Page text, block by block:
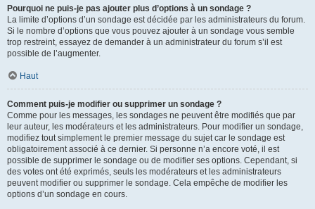
Pourquoi ne puis-je pas ajouter plus d’options à un sondage ?
La limite d’options d’un sondage est décidée par les administrateurs du forum.
Si le nombre d’options que vous pouvez ajouter à un sondage vous semble
trop restreint, essayez de demander à un administrateur du forum s’il est
possible de l’augmenter.
Haut
Comment puis-je modifier ou supprimer un sondage ?
Comme pour les messages, les sondages ne peuvent être modifiés que par
leur auteur, les modérateurs et les administrateurs. Pour modifier un sondage,
modifiez tout simplement le premier message du sujet car le sondage est
obligatoirement associé à ce dernier. Si personne n’a encore voté, il est
possible de supprimer le sondage ou de modifier ses options. Cependant, si
des votes ont été exprimés, seuls les modérateurs et les administrateurs
peuvent modifier ou supprimer le sondage. Cela empêche de modifier les
options d’un sondage en cours.